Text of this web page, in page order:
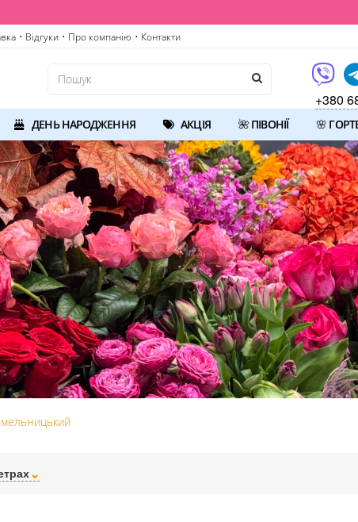
• Відгуки • Про компанію • Контакти
+380
ДЕНЬ НАРОДЖЕННЯ АКЦІЯ 🌺 ПІВОНІЇ 🌸